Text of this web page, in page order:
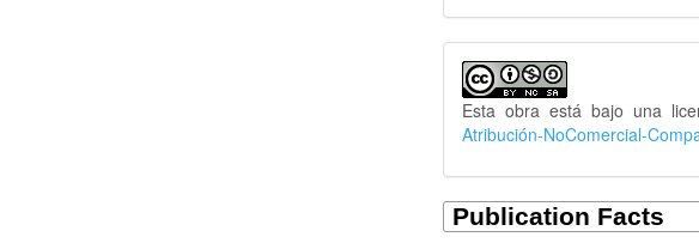
Esta obra está bajo una
Atribución-NoComercial-